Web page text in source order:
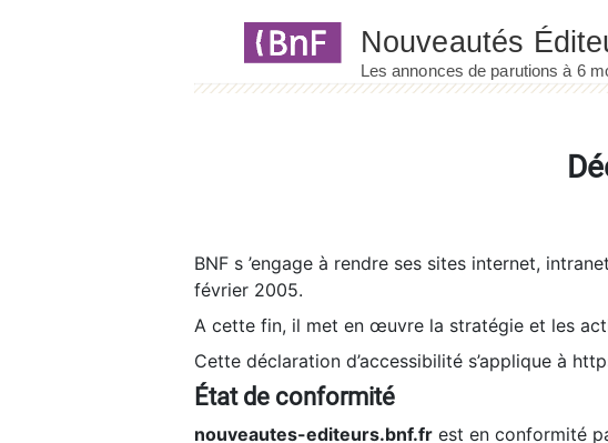
BNF s ’engage à rendre ses sites internet,
février 2005.
A cette fin, il met en œuvre la stratégie et les
Cette déclaration d’accessibilité s’applique à
État de conformité
nouveautes-editeurs.bnf.fr est en conformité